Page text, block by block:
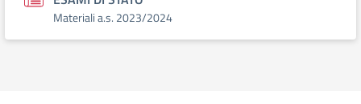
Materiali a.s. 2023/2024